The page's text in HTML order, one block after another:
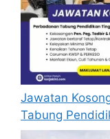
layak
tarikh
Jawatan
Tabung